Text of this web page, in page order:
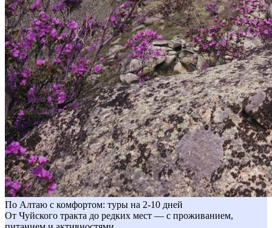
По Алтаю с комфортом: туры на 2-10 дней
От Чуйского тракта до редких мест — с проживанием,